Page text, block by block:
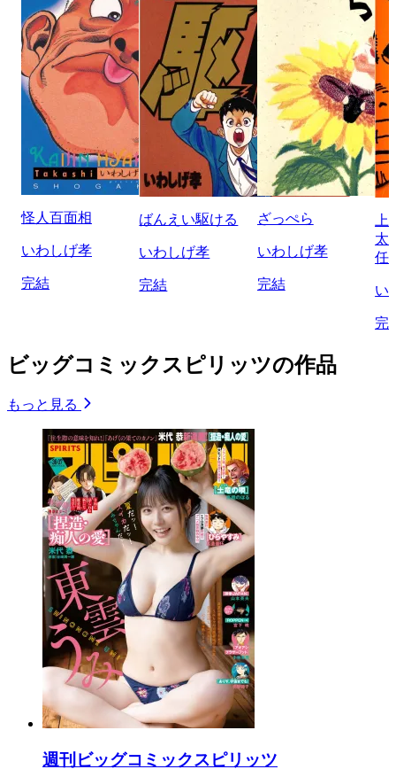
怪人百面相
いわしげ孝
完結
ばんえい駆ける
いわしげ孝
完結
ざっぺら
いわしげ孝
完結
太
任
い
完
ビッグコミックスピリッツの作品
もっと見る
週刊ビッグコミックスピリッツ